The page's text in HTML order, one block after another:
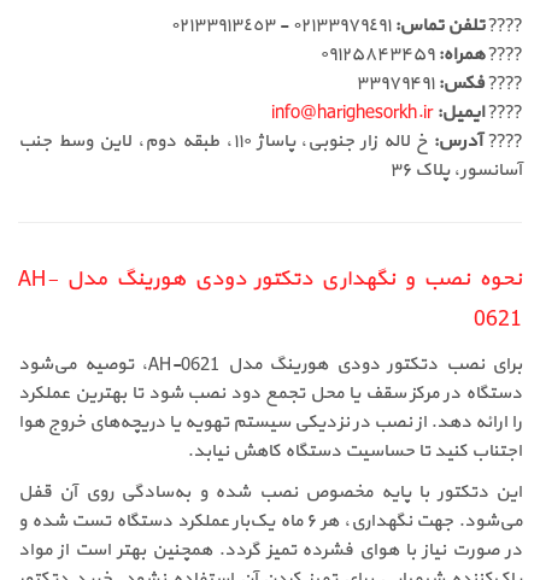
????تلفن تماس:٠٢١٣٣٩٧٩٤٩١ - ٠٢١٣٣٩١٣٤٥٣
????همراه:۰۹۱۲۵۸۴۳۴۵۹
????فکس:۳۳۹۷۹۴۹۱
????ایمیل: info@harighesorkh.ir
????آدرس:
خ لاله زار جنوبی، پاساژ ۱۱۰، طبقه دوم، لاین وسط جنب
آسانسور، پلاک ۳۶
نحوه نصب و نگهداری دتکتور دودی هورینگ مدل AH-
0621
برای نصب دتکتور دودی هورینگ مدل AH-0621، توصیه می‌شود
دستگاه در مرکز سقف یا محل تجمع دود نصب شود تا بهترین عملکرد
را ارائه دهد. از نصب در نزدیکی سیستم تهویه یا دریچه‌های خروج هوا
اجتناب کنید تا حساسیت دستگاه کاهش نیابد.
این دتکتور با پایه مخصوص نصب شده و به‌سادگی روی آن قفل
می‌شود. جهت نگهداری، هر ۶ ماه یک‌بار عملکرد دستگاه تست شده و
در صورت نیاز با هوای فشرده تمیز گردد. همچنین بهتر است از مواد